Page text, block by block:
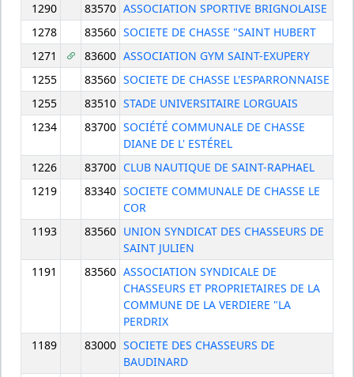
1290
83570 ASSOCIATION SPORTIVE BRIGNOLAISE
1278
83560 SOCIETE DE CHASSE "SAINT HUBERT
1271
83600 ASSOCIATION GYM SAINT-EXUPERY
1255
83560 SOCIETE DE CHASSE L'ESPARRONNAISE
1255
83510 STADE UNIVERSITAIRE LORGUAIS
1234
83700 SOCIÉTÉ COMMUNALE DE CHASSE
DIANE DE L' ESTÉREL
1226
83700 CLUB NAUTIQUE DE SAINT-RAPHAEL
1219
83340 SOCIETE COMMUNALE DE CHASSE LE
COR
1193
83560 UNION SYNDICAT DES CHASSEURS DE
SAINT JULIEN
1191
83560 ASSOCIATION SYNDICALE DE
CHASSEURS ET PROPRIETAIRES DE LA
COMMUNE DE LA VERDIERE "LA
PERDRIX
1189
83000 SOCIETE DES CHASSEURS DE
BAUDINARD